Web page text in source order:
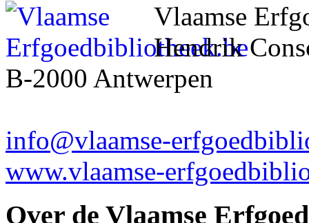
Vlaamse
Hendrik
B-2000 Antwerpen
info@vlaamse-
www.vlaamse-
Over de Vlaamse